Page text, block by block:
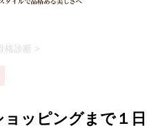
格診断 >
ッピングまで１日